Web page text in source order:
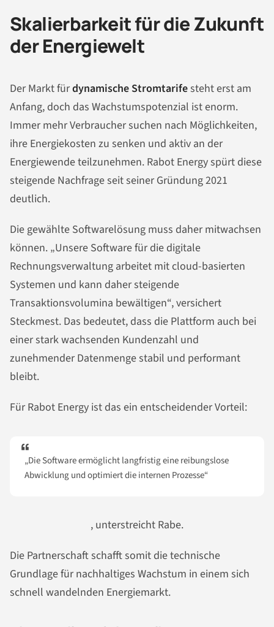
Skalierbarkeit für die Zukunft
der Energiewelt
Der Markt fürdynamische Stromtarifesteht erst am
Anfang, doch das Wachstumspotenzial ist enorm.
Immer mehr Verbraucher suchen nach Möglichkeiten,
ihre Energiekosten zu senken und aktiv an der
Energiewende teilzunehmen. Rabot Energy spürt diese
steigende Nachfrage seit seiner Gründung 2021
deutlich.
Die gewählte Softwarelösung muss daher mitwachsen
können. „Unsere Software für die digitale
Rechnungsverwaltung arbeitet mit cloud-basierten
Systemen und kann daher steigende
Transaktionsvolumina bewältigen“, versichert
Steckmest. Das bedeutet, dass die Plattform auch bei
einer stark wachsenden Kundenzahl und
zunehmender Datenmenge stabil und performant
bleibt.
Für Rabot Energy ist das ein entscheidender Vorteil:
„Die Software ermöglicht langfristig eine reibungslose
Abwicklung und optimiert die internen Prozesse“
, unterstreicht Rabe.
Die Partnerschaft schafft somit die technische
Grundlage für nachhaltiges Wachstum in einem sich
schnell wandelnden Energiemarkt.